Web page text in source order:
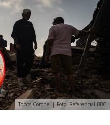
Topos Coronel | Foto: Referencial BBC